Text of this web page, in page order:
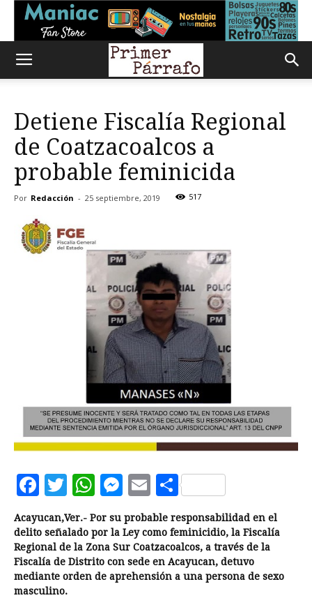
Detiene Fiscalía Regional
de Coatzacoalcos a
probable feminicida
Por Redacción - 25 septiembre, 2019 517
Facebook
Twitter
WhatsApp
Messenger
EmailCompartir
Acayucan,Ver.- Por su probable responsabilidad en el
delito señalado por la Ley como feminicidio, la Fiscalía
Regional de la Zona Sur Coatzacoalcos, a través de la
Fiscalía de Distrito con sede en Acayucan, detuvo
mediante orden de aprehensión a una persona de sexo
masculino.